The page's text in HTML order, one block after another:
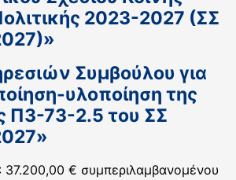
2023-2027 (ΣΣ
Συμβούλου για
υλοποίηση της
Π3-73-2.5 του ΣΣ
37.200,00 € συμπεριλαμβανομένου